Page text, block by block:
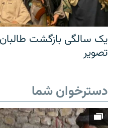
یک سالگی بازگشت
تصویر
دسترخوان شما